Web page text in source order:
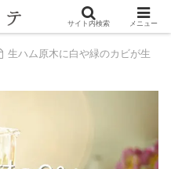
生ハム原木に白や緑のカビが生
サイト内検索 メニュー